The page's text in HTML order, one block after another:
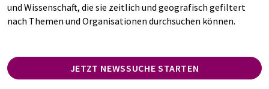
und Wissenschaft, die sie zeitlich und geografisch gefiltert
nach Themen und Organisationen durchsuchen können.
JETZT NEWSSUCHE STARTEN